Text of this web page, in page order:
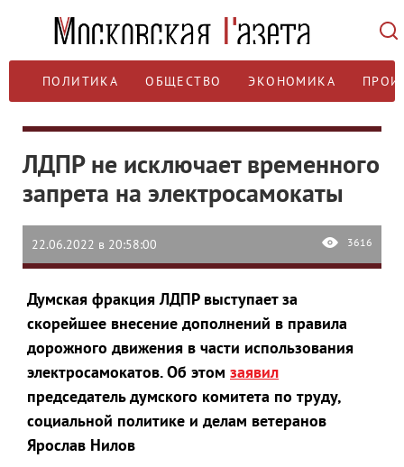
ПОЛИТИКА ОБЩЕСТВО ЭКОНОМИКА
ЛДПР не исключает временного
запрета на электросамокаты
22.06.2022 в 20:58:00 3616
Думская фракция ЛДПР выступает за
скорейшее внесение дополнений в правила
дорожного движения в части использования
электросамокатов. Об этом заявил
председатель думского комитета по труду,
социальной политике и делам ветеранов
Ярослав Нилов